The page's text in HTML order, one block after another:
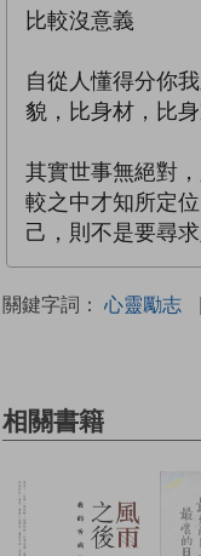
比較沒意義
自從人懂得分你
貌，比身材，比
其實世事無絕對
較之中才知所定
己，則不是要尋
關鍵字詞： 心靈勵志 |
相關書籍